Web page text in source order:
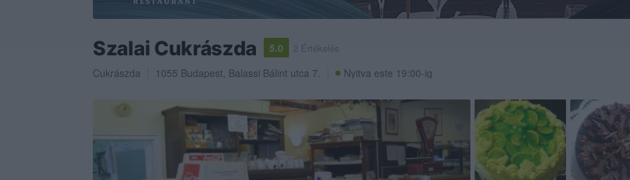
Szalai Cukrászda 5.0 2 Értékelés
Cukrászda 1055 Budapest, Balassi Bálint utca 7. Nyitva este 19:00-ig